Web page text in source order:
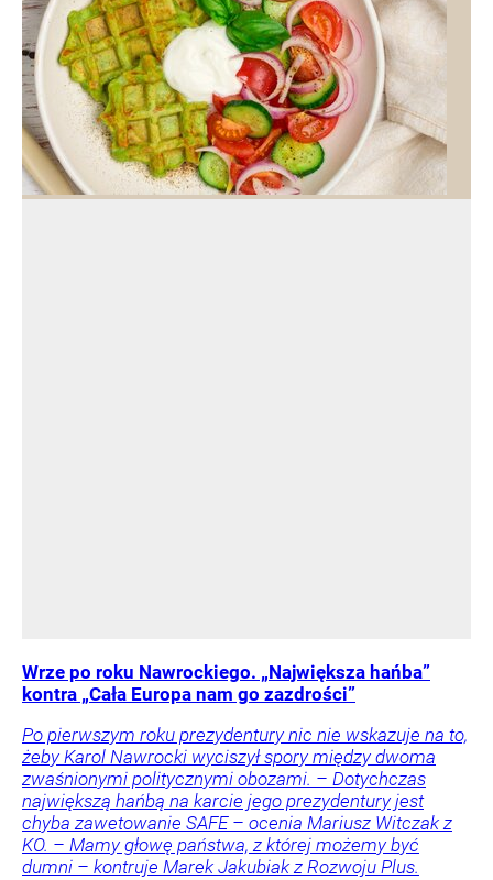
Wrze po roku Nawrockiego. „Największa hańba”
kontra „Cała Europa nam go zazdrości”
Po pierwszym roku prezydentury nic nie wskazuje na to,
żeby Karol Nawrocki wyciszył spory między dwoma
zwaśnionymi politycznymi obozami. – Dotychczas
największą hańbą na karcie jego prezydentury jest
chyba zawetowanie SAFE – ocenia Mariusz Witczak z
KO. – Mamy głowę państwa, z której możemy być
dumni – kontruje Marek Jakubiak z Rozwoju Plus.